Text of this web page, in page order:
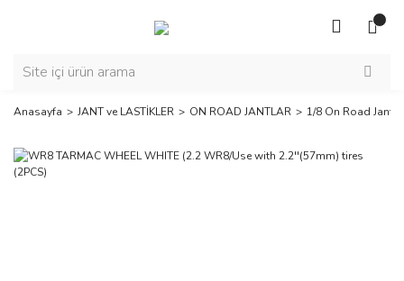
Anasayfa JANT ve LASTİKLER ON ROAD JANTLAR 1/8 On Road